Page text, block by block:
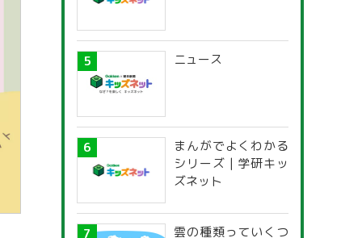
ニュース
まんがでよくわかる
シリーズ | 学研キッ
ズネット
雲の種類っていくつ